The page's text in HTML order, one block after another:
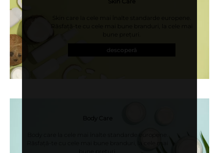
descoperă